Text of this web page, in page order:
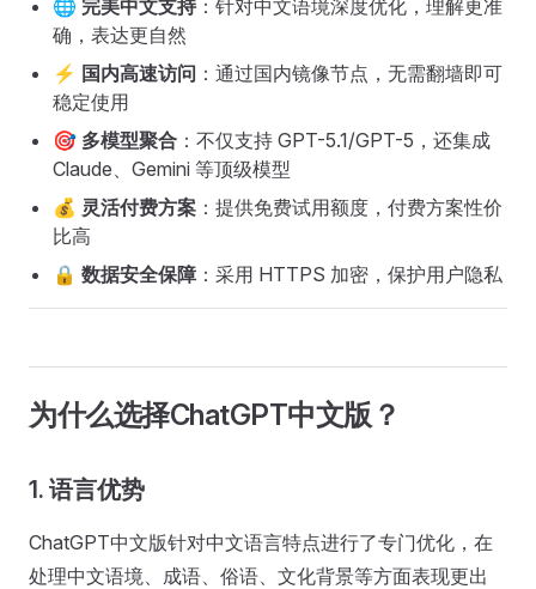
🌐 完美中文支持：针对中文语境深度优化，理解更准
确，表达更自然
⚡ 国内高速访问 ：通过国内镜像节点，无需翻墙即可
稳定使用
🎯 多模型聚合 ：不仅支持 GPT-5.1/GPT-5，还集成
Claude、Gemini 等顶级模型
💰 灵活付费方案 ：提供免费试用额度，付费方案性价
比高
🔒 数据安全保障 ：采用 HTTPS 加密，保护用户隐私
为什么选择ChatGPT中文版？
1.语言优势
ChatGPT中文版针对中文语言特点进行了专门优化，在
处理中文语境、成语、俗语、文化背景等方面表现更出